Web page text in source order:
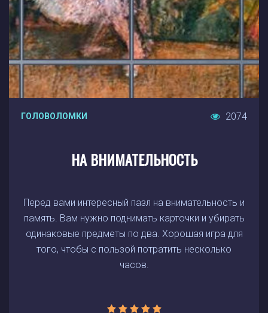
ГОЛОВОЛОМКИ 2074
НА ВНИМАТЕЛЬНОСТЬ
Перед вами интересный пазл на внимательность и
память. Вам нужно поднимать карточки и убирать
одинаковые предметы по два. Хорошая игра для
того, чтобы с пользой потратить несколько
часов.